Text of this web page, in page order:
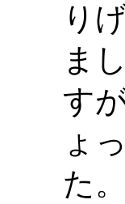
り
ま
す
ょ
た。